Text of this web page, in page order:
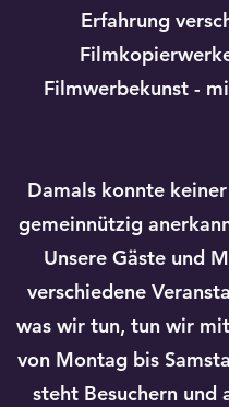
Erfahrung
Filmwerbekunst -
Damals konnte
gemeinnützig
Unsere Gäste und
verschiedene
was wir tun, tun wir
von Montag bis
steht Besuchern